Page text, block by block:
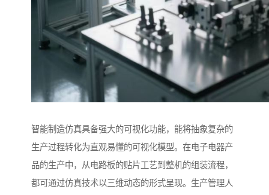
智能制造仿真具备强大的可视化功能，能将抽象复杂的
生产过程转化为直观易懂的可视化模型。在电子电器产
品的生产中，从电路板的贴片工艺到整机的组装流程，
都可通过仿真技术以三维动态的形式呈现。生产管理人